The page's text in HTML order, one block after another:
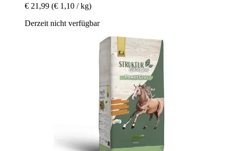
€ 21,99 (€ 1,10 / kg)
Derzeit nicht verfügbar